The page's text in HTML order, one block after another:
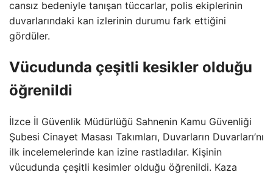
cansız bedeniyle tanışan tüccarlar, polis ekiplerinin
duvarlarındaki kan izlerinin durumu fark ettiğini
gördüler.
Vücudunda çeşitli kesikler olduğu
öğrenildi
İlzce İl Güvenlik Müdürlüğü Sahnenin Kamu Güvenliği
Şubesi Cinayet Masası Takımları, Duvarların Duvarları’nı
ilk incelemelerinde kan izine rastladılar. Kişinin
vücudunda çeşitli kesimler olduğu öğrenildi. Kaza